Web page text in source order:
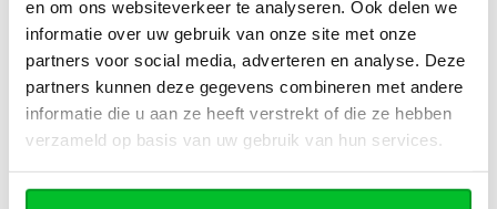
en om ons websiteverkeer te analyseren. Ook delen we
informatie over uw gebruik van onze site met onze
partners voor social media, adverteren en analyse. Deze
partners kunnen deze gegevens combineren met andere
informatie die u aan ze heeft verstrekt of die ze hebben
verzameld op basis van uw gebruik van hun services.
Wat is technisch gezien een hybride
paneelradiator?
Hoe verschilt de warmteafgifte van een
hybride paneelradiator ten opzichte van
een standaard paneelradiator?